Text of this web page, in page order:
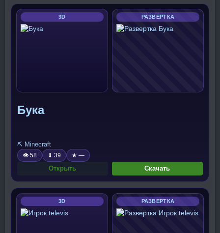
3D РАЗВЕРТКА
Бука
⛏️ Minecraft
👁 58 ⬇ 39 ★ —
Открыть Скачать
3D РАЗВЕРТКА